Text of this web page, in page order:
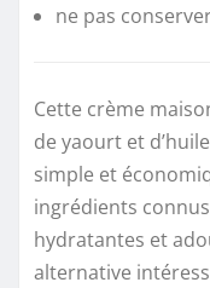
ne pas
Cette crème
de yaourt et
simple et
ingrédients
hydratantes et
alternative